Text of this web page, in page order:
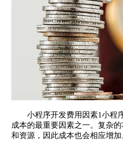
小程序开发费用因素1小程
成本的最重要因素之一。复杂
和资源，因此成本也会相应增加